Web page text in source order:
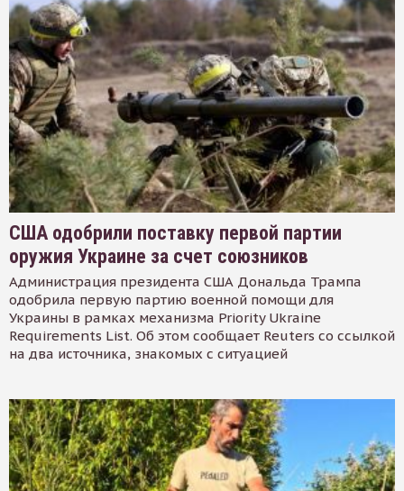
США одобрили поставку первой партии
оружия Украине за счет союзников
Администрация президента США Дональда Трампа
одобрила первую партию военной помощи для
Украины в рамках механизма Priority Ukraine
Requirements List. Об этом сообщает Reuters со ссылкой
на два источника, знакомых с ситуацией